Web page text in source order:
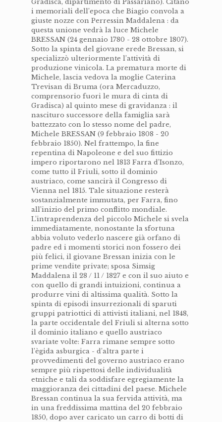
Gradisca, dipartimento di Passariano). Citano
i memoriali dell’epoca che Biagio convola a
giuste nozze con Perressin Maddalena : da
questa unione vedrà la luce Michele
BRESSAN (24 gennaio 1780 - 28 ottobre 1807).
Sotto la spinta del giovane erede Bressan, si
specializzò ulteriormente l’attività di
produzione vinicola. La prematura morte di
Michele, lascia vedova la moglie Caterina
Trevisan di Bruma (ora Mercaduzzo,
comprensorio fuori le mura di cinta di
Gradisca) al quinto mese di gravidanza : il
nascituro successore della famiglia sarà
battezzato con lo stesso nome del padre,
Michele BRESSAN (9 febbraio 1808 - 20
febbraio 1850). Nel frattempo, la fine
repentina di Napoleone e del suo fittizio
impero riportarono nel 1813 Farra d’Isonzo,
come tutto il Friuli, sotto il dominio
austriaco, come sancirà il Congresso di
Vienna nel 1815. Tale situazione resterà
sostanzialmente immutata, per Farra, fino
all’inizio del primo conflitto mondiale.
L’intraprendenza del piccolo Michele si svela
immediatamente, nonostante la sfortuna
abbia voluto vederlo nascere già orfano di
padre ed i momenti storici non fossero dei
più felici, il giovane Bressan inizia con le
prime vendite private; sposa Simsig
Maddalena il 28 / 11 / 1827 e con il suo aiuto e
con quello di grandi intuizioni, continua a
produrre vini di altissima qualità. Sotto la
spinta di episodi insurrezionali di sparuti
gruppi patriottici di attivisti italiani, nel 1848,
la parte occidentale del Friuli si alterna sotto
il dominio italiano e quello austriaco
svariate volte: Farra rimane sempre sotto
l’ègida asburgica - d’altra parte i
provvedimenti del governo austriaco erano
sempre più rispettosi delle individualità
etniche e tali da soddisfare egregiamente la
maggioranza dei cittadini del paese. Michele
Bressan continua la sua fervida attività, ma
in una freddissima mattina del 20 febbraio
1850, dopo aver caricato un carro di botti di